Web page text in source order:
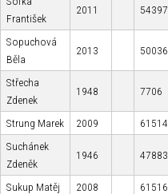
František
2011 54397
Sopuchová
Běla
2013 50036
Střecha
Zdenek
1948 7706
Strung Marek 2009 61514
Suchánek
Zdeněk
1946 47883
Sukup Matěj 2008 61516